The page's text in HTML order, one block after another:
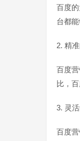
百度
台都
2. 精
百度
比，
3. 灵
百度